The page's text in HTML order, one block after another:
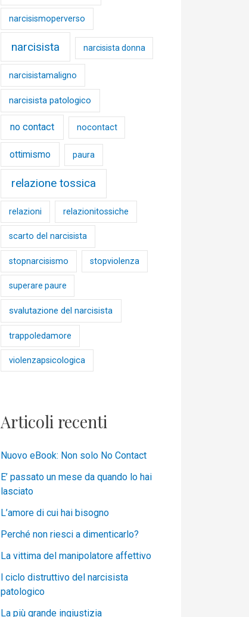
narcisismoperverso
narcisista narcisista donna
narcisistamaligno
narcisista patologico
no contact nocontact
ottimismo paura
relazione tossica
relazioni relazionitossiche
scarto del narcisista
stopnarcisismo stopviolenza
superare paure
svalutazione del narcisista
trappoledamore
violenzapsicologica
Articoli recenti
Nuovo eBook: Non solo No Contact
E’ passato un mese da quando lo hai
lasciato
L’amore di cui hai bisogno
Perché non riesci a dimenticarlo?
La vittima del manipolatore affettivo
l ciclo distruttivo del narcisista
patologico
La più grande ingiustizia